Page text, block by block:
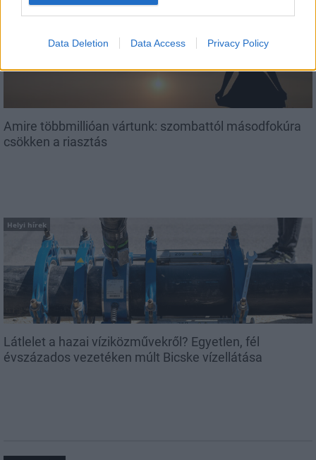
Data Deletion Data Access Privacy Policy
Helyi hírek
Amire többmillióan vártunk: szombattól másodfokúra
csökken a riasztás
Helyi hírek
Látlelet a hazai víziközművekről? Egyetlen, fél
évszázados vezetéken múlt Bicske vízellátása